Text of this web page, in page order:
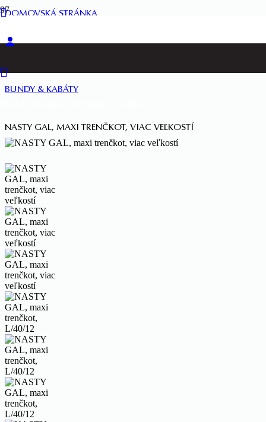
DOMOVSKÁ STRÁNKA
BUNDY & KABÁTY
NASTY GAL, MAXI TRENČKOT, VIAC VEĽKOSTÍ